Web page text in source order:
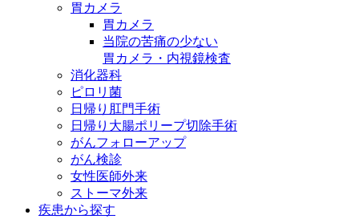
胃カメラ
胃カメラ
当院の苦痛の少ない
胃カメラ・内視鏡検査
消化器科
ピロリ菌
日帰り肛門手術
日帰り大腸ポリープ切除手術
がんフォローアップ
がん検診
女性医師外来
ストーマ外来
疾患から探す